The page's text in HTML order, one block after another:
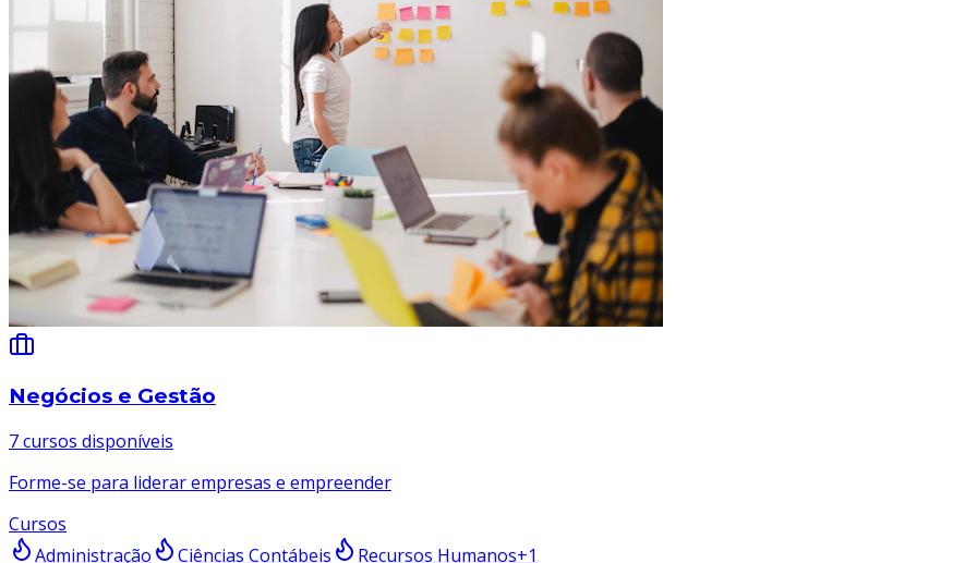
Negócios e Gestão
7cursos disponíveis
Forme-se para liderar empresas e empreender
Cursos
Administração
Ciências Contábeis Recursos Humanos+1